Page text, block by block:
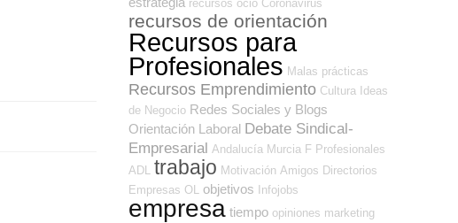
recursos ocio Coronavirus
recursos de orientación
Recursos para
Profesionales Malas prácticas
Recursos Emprendimiento Cultura
Ideas
de Negocio Redes Sociales y Blogs
Orientación Laboral Debate Sindical-
Empresarial Andalucía Murcia F Profesionales
ADL
trabajo Motivación Amigos Directorios
Empresas OL
objetivos Infojobs
empresa tiempo opiniones marketing